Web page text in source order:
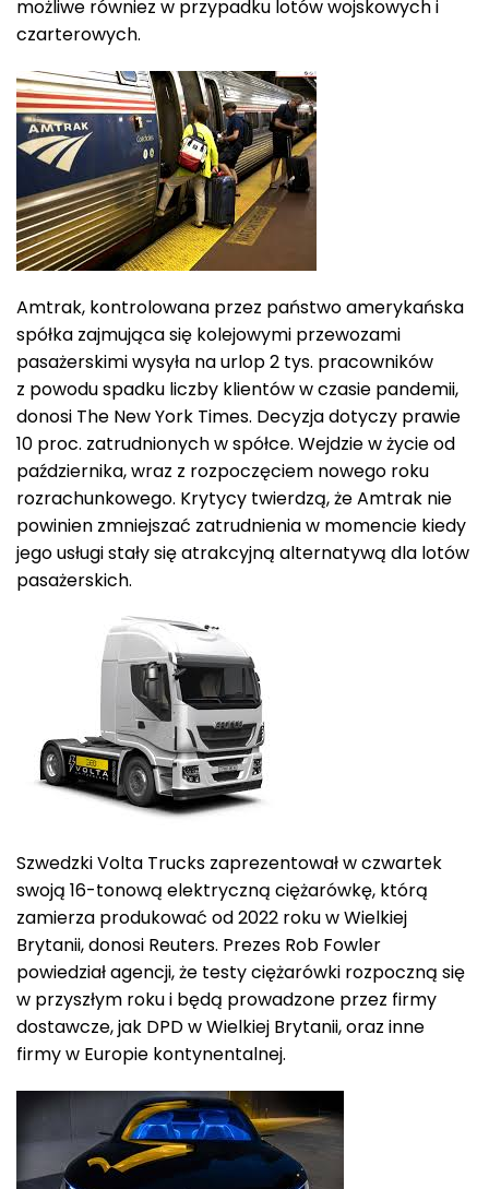
możliwe równiez w przypadku lotów wojskowych i
czarterowych.
Amtrak, kontrolowana przez państwo amerykańska
spółka zajmująca się kolejowymi przewozami
pasażerskimi wysyła na urlop 2 tys. pracowników
z powodu spadku liczby klientów w czasie pandemii,
donosi The New York Times. Decyzja dotyczy prawie
10 proc. zatrudnionych w spółce. Wejdzie w życie od
października, wraz z rozpoczęciem nowego roku
rozrachunkowego. Krytycy twierdzą, że Amtrak nie
powinien zmniejszać zatrudnienia w momencie kiedy
jego usługi stały się atrakcyjną alternatywą dla lotów
pasażerskich.
Szwedzki Volta Trucks zaprezentował w czwartek
swoją 16-tonową elektryczną ciężarówkę, którą
zamierza produkować od 2022 roku w Wielkiej
Brytanii, donosi Reuters. Prezes Rob Fowler
powiedział agencji, że testy ciężarówki rozpoczną się
w przyszłym roku i będą prowadzone przez firmy
dostawcze, jak DPD w Wielkiej Brytanii, oraz inne
firmy w Europie kontynentalnej.